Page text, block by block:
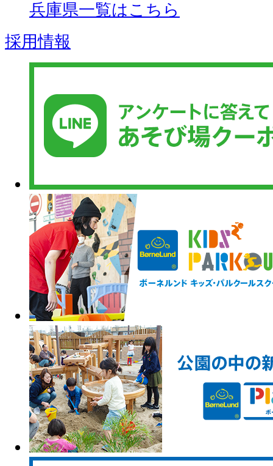
兵庫県一覧はこちら
採用情報